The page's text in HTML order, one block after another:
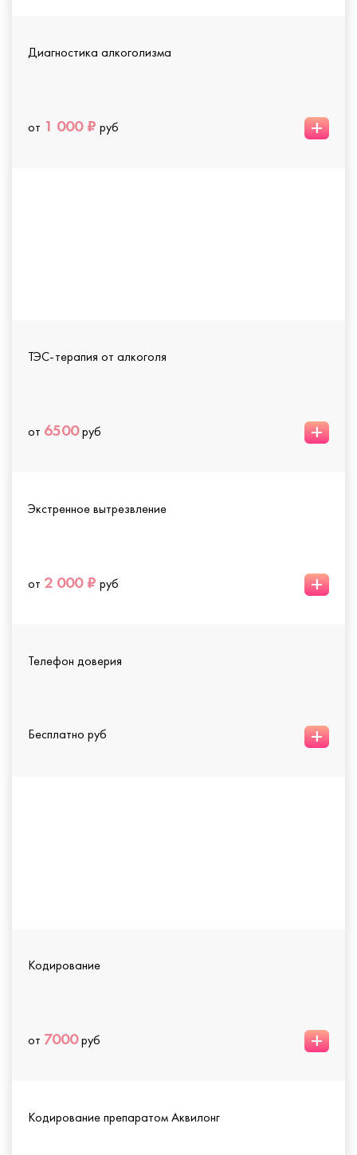
Диагностика алкоголизма
от 1 000 ₽ руб +
ТЭС-терапия от алкоголя
от 6500руб +
Экстренное вытрезвление
от 2 000 ₽ руб +
Телефон доверия
Бесплатно руб +
Кодирование
от 7000руб +
Кодирование препаратом Аквилонг